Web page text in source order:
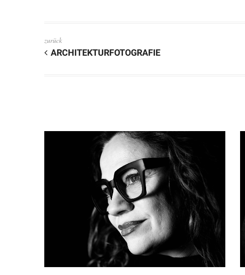
zurück
ARCHITEKTURFOTOGRAFIE